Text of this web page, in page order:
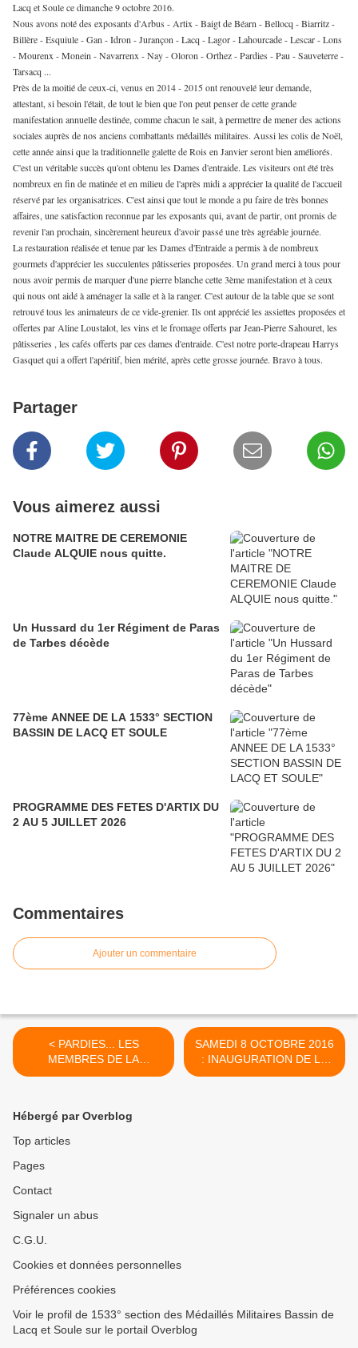
Lacq et Soule ce dimanche 9 octobre 2016.
Nous avons noté des exposants d'Arbus - Artix - Baigt de Béarn - Bellocq - Biarritz -
Billère - Esquiule - Gan - Idron - Jurançon - Lacq - Lagor - Lahourcade - Lescar - Lons
- Mourenx - Monein - Navarrenx - Nay - Oloron - Orthez - Pardies - Pau - Sauveterre -
Tarsacq ...
Près de la moitié de ceux-ci, venus en 2014 - 2015 ont renouvelé leur demande,
attestant, si besoin l'était, de tout le bien que l'on peut penser de cette grande
manifestation annuelle destinée, comme chacun le sait, à permettre de mener des actions
sociales auprès de nos anciens combattants médaillés militaires. Aussi les colis de Noël,
cette année ainsi que la traditionnelle galette de Rois en Janvier seront bien améliorés.
C'est un véritable succès qu'ont obtenu les Dames d'entraide. Les visiteurs ont été très
nombreux en fin de matinée et en milieu de l'après midi a apprécier la qualité de l'accueil
réservé par les organisatrices. C'est ainsi que tout le monde a pu faire de très bonnes
affaires, une satisfaction reconnue par les exposants qui, avant de partir, ont promis de
revenir l'an prochain, sincèrement heureux d'avoir passé une très agréable journée.
La restauration réalisée et tenue par les Dames d'Entraide a permis à de nombreux
gourmets d'apprécier les succulentes pâtisseries proposées. Un grand merci à tous pour
nous avoir permis de marquer d'une pierre blanche cette 3ème manifestation et à ceux
qui nous ont aidé à aménager la salle et à la ranger. C'est autour de la table que se sont
retrouvé tous les animateurs de ce vide-grenier. Ils ont apprécié les assiettes proposées et
offertes par Aline Loustalot, les vins et le fromage offerts par Jean-Pierre Sahouret, les
pâtisseries , les cafés offerts par ces dames d'entraide. C'est notre porte-drapeau Harrys
Gasquet qui a offert l'apéritif, bien mérité, après cette grosse journée. Bravo à tous.
Partager
Vous aimerez aussi
NOTRE MAITRE DE CEREMONIE
Claude ALQUIE nous quitte.
Un Hussard du 1er Régiment de Paras
de Tarbes décède
77ème ANNEE DE LA 1533° SECTION
BASSIN DE LACQ ET SOULE
PROGRAMME DES FETES D'ARTIX DU
2 AU 5 JUILLET 2026
Commentaires
Ajouter un commentaire
< PARDIES... LES
MEMBRES DE LA
SECTION S'INVITENT A LA
SAMEDI 8 OCTOBRE 2016
: INAUGURATION DE LA
21° FOIRE D'ARTIX... >
Hébergé par Overblog
Top articles
Pages
Contact
Signaler un abus
C.G.U.
Cookies et données personnelles
Préférences cookies
Voir le profil de 1533° section des Médaillés Militaires Bassin de
Lacq et Soule sur le portail Overblog